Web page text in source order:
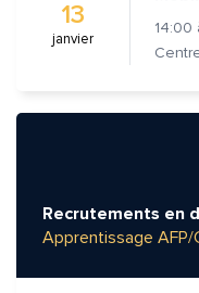
13
janvier
14:00
Recrutements en
Apprentissage AFP/